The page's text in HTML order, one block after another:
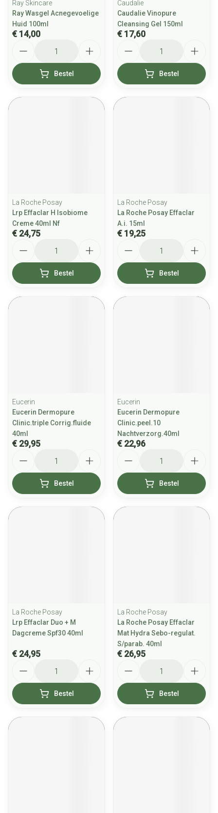
Ray Skincare
Ray Wasgel Acnegevoelige
Huid 100ml
€ 14,00
Bestel
Caudalie
Caudalie Vinopure
Cleansing Gel 150ml
€ 17,60
Bestel
La Roche Posay
Lrp Effaclar H Isobiome
Creme 40ml Nf
€ 24,75
Bestel
La Roche Posay
La Roche Posay Effaclar
A.i. 15ml
€ 19,25
Bestel
Eucerin
Eucerin Dermopure
Clinic.triple Corrig.fluide
40ml
€ 29,95
Bestel
Eucerin
Eucerin Dermopure
Clinic.peel.10
Nachtverzorg.40ml
€ 22,96
Bestel
La Roche Posay
Lrp Effaclar Duo + M
Dagcreme Spf30 40ml
€ 24,95
Bestel
La Roche Posay
La Roche Posay Effaclar
Mat Hydra Sebo-regulat.
S/parab. 40ml
€ 26,95
Bestel